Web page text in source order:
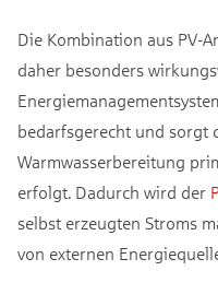
Die Kombination aus PV-
daher besonders
bedarfsgerecht und sorgt
Warmwasserbereitung
erfolgt. Dadurch wird der
selbst erzeugten Stroms
von externen